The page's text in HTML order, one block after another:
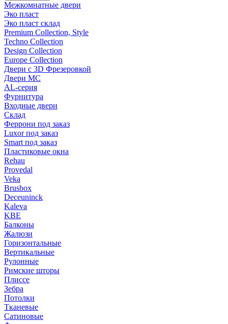
Межкомнатные двери
Эко пласт
Эко пласт склад
Premium Collection, Style
Techno Collection
Design Collection
Europe Collection
Двери с 3D Фрезеровкой
Двери МС
AL-серия
Фурнитура
Входные двери
Склад
Феррони под заказ
Luxor под заказ
Smart под заказ
Пластиковые окна
Rehau
Provedal
Veka
Brusbox
Deceuninck
Kaleva
KBE
Балконы
Жалюзи
Горизонтальные
Вертикальные
Рулонные
Римские шторы
Плиссе
Зебра
Потолки
Тканевые
Сатиновые